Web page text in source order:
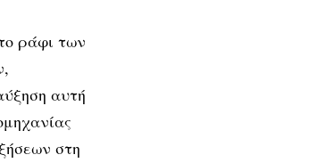
ράφι των
αυτή
στη